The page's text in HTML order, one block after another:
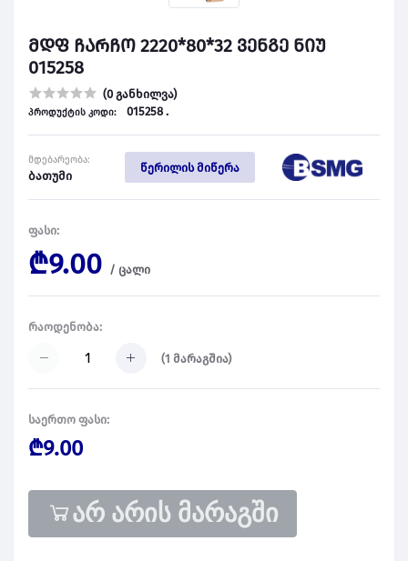
მდფ ჩარჩო 2220*80*32 ვენგე ნიუ
015258
(0 განხილვა)
პროდუქტის კოდი: 015258 .
მდებარეობა:
ბათუმი
წერილის მიწერა
ფასი:
₾9.00 / ცალი
რაოდენობა:
(1 მარაგშია)
საერთო ფასი:
₾9.00
არ არის მარაგში